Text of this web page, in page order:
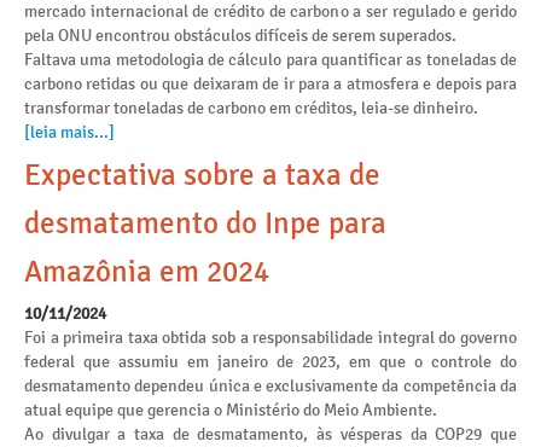
mercado internacional de crédito de carbono a ser regulado e gerido
pela ONU encontrou obstáculos difíceis de serem superados.
Faltava uma metodologia de cálculo para quantificar as toneladas de
carbono retidas ou que deixaram de ir para a atmosfera e depois para
transformar toneladas de carbono em créditos, leia-se dinheiro.
[leia mais...]
Expectativa sobre a taxa de
desmatamento do Inpe para
Amazônia em 2024
10/11/2024
Foi a primeira taxa obtida sob a responsabilidade integral do governo
federal que assumiu em janeiro de 2023, em que o controle do
desmatamento dependeu única e exclusivamente da competência da
atual equipe que gerencia o Ministério do Meio Ambiente.
Ao divulgar a taxa de desmatamento, às vésperas da COP29 que